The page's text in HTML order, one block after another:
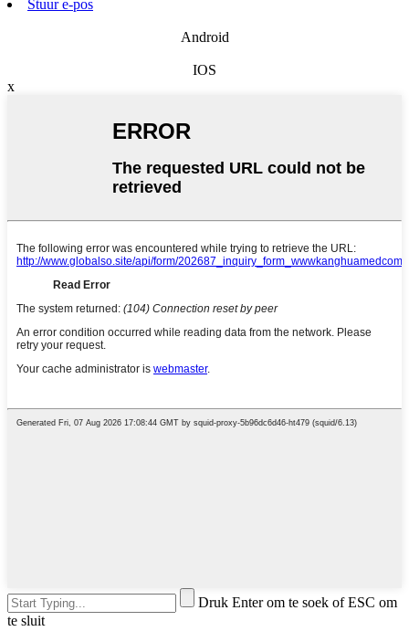
Stuur e-pos
Android
IOS
x
Druk Enter om te soek of ESC om
te sluit